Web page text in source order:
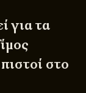
για τα
στο